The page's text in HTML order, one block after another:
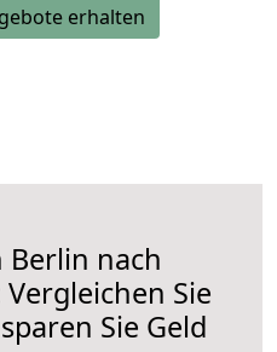
erhalten
Berlin nach
Sie
Sie Geld